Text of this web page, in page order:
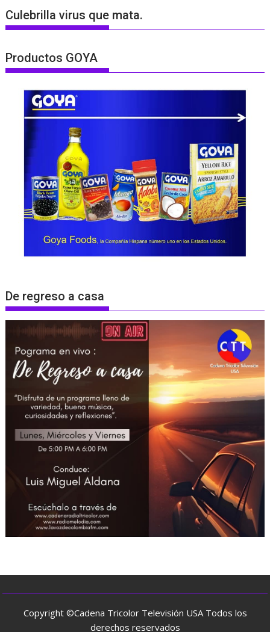
Culebrilla virus que mata.
Productos GOYA
De regreso a casa
Copyright ©Cadena Tricolor Televisión USA Todos los
derechos reservados